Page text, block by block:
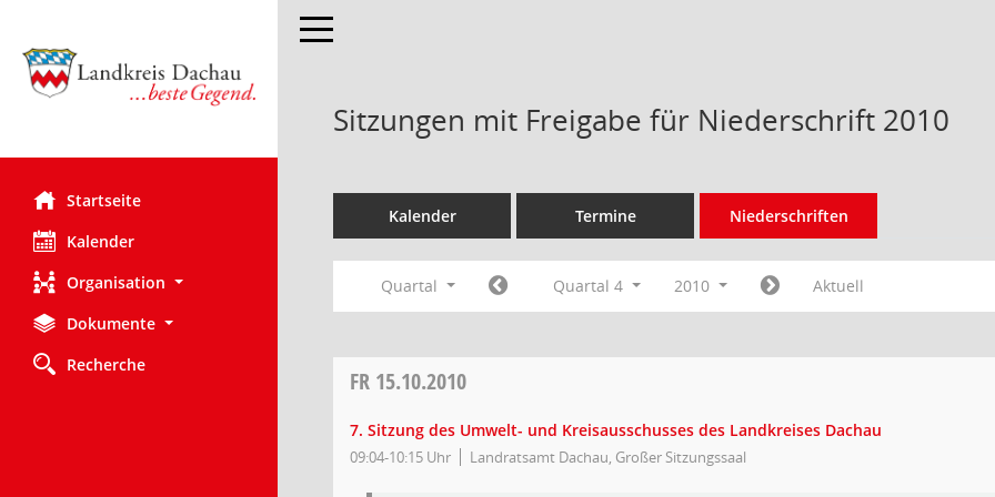
Startseite
Kalender
Organisation
Dokumente
Recherche
Toggle navigation
Sitzungen mit Freigabe für Niederschrift 2010
Kalender Termine Niederschriften
Quartal Quartal 4 2010 Aktuell
FR 15.10.2010
7. Sitzung des Umwelt- und Kreisausschusses des Landkreises Dachau
09:04-10:15 Uhr Landratsamt Dachau, Großer Sitzungssaal